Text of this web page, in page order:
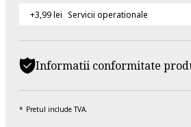
+3,99 lei Servicii operationale
Informatii conformitate
Pretul include TVA.